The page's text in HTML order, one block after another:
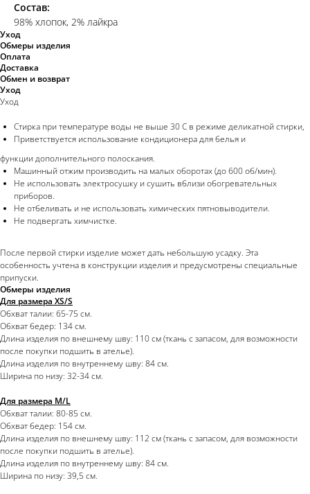
Состав:
98% хлопок, 2% лайкра
Уход
Обмеры изделия
Оплата
Доставка
Обмен и возврат
Уход
Уход
Стирка при температуре воды не выше 30 С в режиме деликатной стирки,
Приветствуется использование кондиционера для белья и
функции дополнительного полоскания.
Машинный отжим производить на малых оборотах (до 600 об/мин).
Не использовать электросушку и сушить вблизи обогревательных
приборов.
Не отбеливать и не использовать химических пятновыводители.
Не подвергать химчистке.
После первой стирки изделие может дать небольшую усадку. Эта
особенность учтена в конструкции изделия и предусмотрены специальные
припуски.
Обмеры изделия
Для размера XS/S
Обхват талии: 65-75 см.
Обхват бедер: 134 см.
Длина изделия по внешнему шву: 110 см (ткань с запасом, для возможности
после покупки подшить в ателье).
Длина изделия по внутреннему шву: 84 см.
Ширина по низу: 32-34 см.
Для размера M/L
Обхват талии: 80-85 см.
Обхват бедер: 154 см.
Длина изделия по внешнему шву: 112 см (ткань с запасом, для возможности
после покупки подшить в ателье).
Длина изделия по внутреннему шву: 84 см.
Ширина по низу: 39,5 см.